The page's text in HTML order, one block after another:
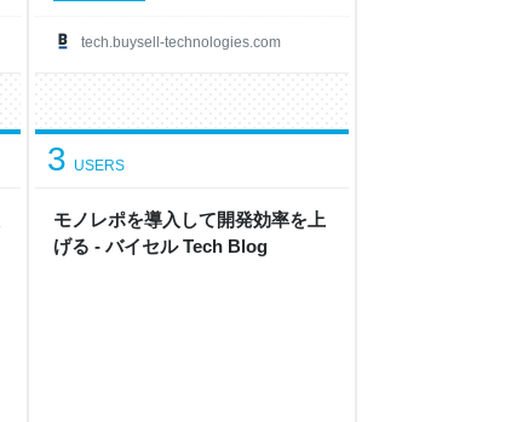
tech.buysell-technologies.com
モノレポを導入して開発効率を上
げる - バイセル Tech Blog
3 USERS